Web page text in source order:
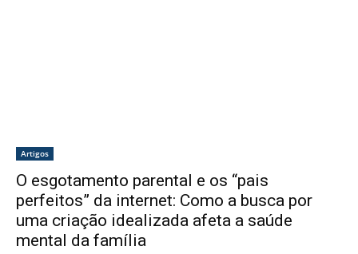
Artigos
O esgotamento parental e os “pais
perfeitos” da internet: Como a busca por
uma criação idealizada afeta a saúde
mental da família